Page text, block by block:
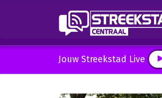
Jouw Streekstad Live